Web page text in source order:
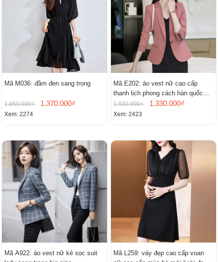
Mã M036: đầm đen sang trọng
1.850.000₫ 1.370.000₫
Xem: 2274
Mã E202: áo vest nữ cao cấp
thanh lịch phong cách hàn quốc
mới
1.930.000₫ 1.330.000₫
Xem: 2423
Mã A922: áo vest nữ kẻ sọc suit
Mã L259: váy đẹp cao cấp voan